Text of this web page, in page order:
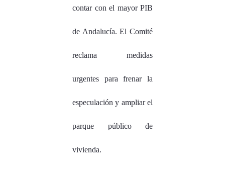
contar con el mayor PIB
de Andalucía. El Comité
reclama medidas
urgentes para frenar la
especulación y ampliar el
parque público de
vivienda.